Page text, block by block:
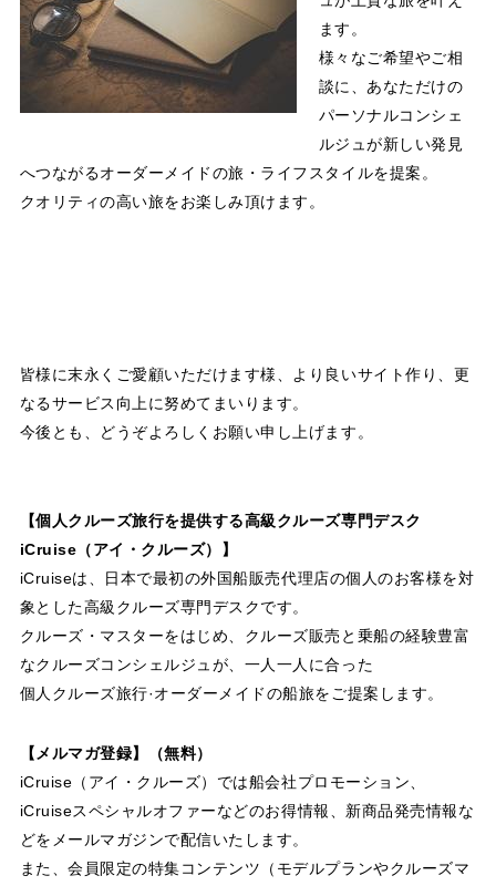
ます。
様々なご希望やご相
談に、あなただけの
パーソナルコンシェ
ルジュが新しい発見
へつながるオーダーメイドの旅・ライフスタイルを提案。
クオリティの高い旅をお楽しみ頂けます。
皆様に末永くご愛顧いただけます様、より良いサイト作り、更
なるサービス向上に努めてまいります。
今後とも、どうぞよろしくお願い申し上げます。
【個人クルーズ旅行を提供する高級クルーズ専門デスク
iCruise（アイ・クルーズ）】
iCruiseは、日本で最初の外国船販売代理店の個人のお客様を対
象とした高級クルーズ専門デスクです。
クルーズ・マスターをはじめ、クルーズ販売と乗船の経験豊富
なクルーズコンシェルジュが、一人一人に合った
個人クルーズ旅行·オーダーメイドの船旅をご提案します。
【メルマガ登録】（無料）
iCruise（アイ・クルーズ）では船会社プロモーション、
iCruiseスペシャルオファーなどのお得情報、新商品発売情報な
どをメールマガジンで配信いたします。
また、会員限定の特集コンテンツ（モデルプランやクルーズマ